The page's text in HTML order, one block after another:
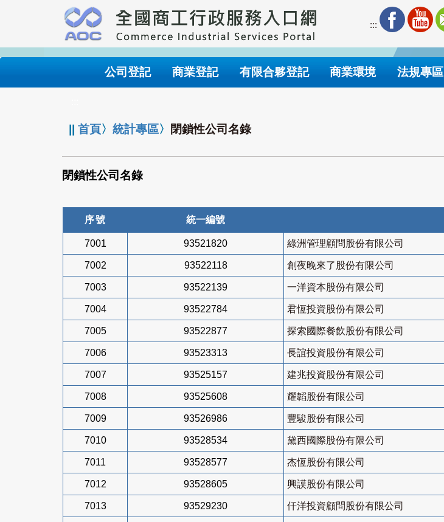
要
內
:::
公司登記 商業登記 有限合夥登記 商業環境 法規專區
||首頁〉統計專區〉 閉鎖性公司名錄
閉鎖性公司名錄
序號 統一編號
7001 93521820 綠洲管理顧問股份有限公司
7002 93522118 創夜晚來了股份有限公司
7003 93522139 一洋資本股份有限公司
7004 93522784 君恆投資股份有限公司
7005 93522877 探索國際餐飲股份有限公司
7006 93523313 長誼投資股份有限公司
7007 93525157 建兆投資股份有限公司
7008 93525608 耀韜股份有限公司
7009 93526986 豐駿股份有限公司
7010 93528534 黛西國際股份有限公司
7011 93528577 杰恆股份有限公司
7012 93528605 興謨股份有限公司
7013 93529230 仟洋投資顧問股份有限公司